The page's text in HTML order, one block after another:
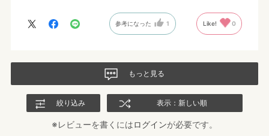
参考になった 1 Like! 0
もっと見る
絞り込み 表示：新しい順
※レビューを書くにはログインが必要です。